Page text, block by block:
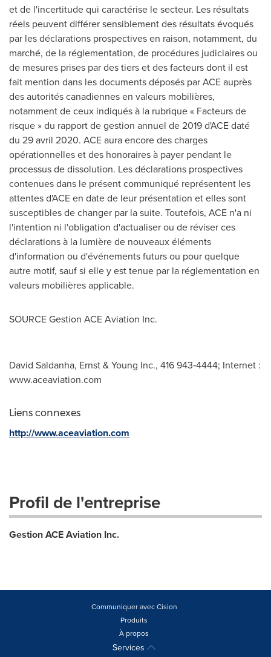
et de l'incertitude qui caractérise le secteur. Les résultats
réels peuvent différer sensiblement des résultats évoqués
par les déclarations prospectives en raison, notamment, du
marché, de la réglementation, de procédures judiciaires ou
de mesures prises par des tiers et des facteurs dont il est
fait mention dans les documents déposés par ACE auprès
des autorités canadiennes en valeurs mobilières,
notamment de ceux indiqués à la rubrique « Facteurs de
risque » du rapport de gestion annuel de 2019 d'ACE daté
du 29 avril 2020. ACE aura encore des charges
opérationnelles et des honoraires à payer pendant le
processus de dissolution. Les déclarations prospectives
contenues dans le présent communiqué représentent les
attentes d'ACE en date de leur présentation et elles sont
susceptibles de changer par la suite. Toutefois, ACE n'a ni
l'intention ni l'obligation d'actualiser ou de réviser ces
déclarations à la lumière de nouveaux éléments
d'information ou d'événements futurs ou pour quelque
autre motif, sauf si elle y est tenue par la réglementation en
valeurs mobilières applicable.
SOURCE Gestion ACE Aviation Inc.
David Saldanha, Ernst & Young Inc., 416 943‑4444; Internet :
www.aceaviation.com
Liens connexes
http://www.aceaviation.com
Profil de l'entreprise
Gestion ACE Aviation Inc.
Communiquer avec Cision
Produits
À propos
Services